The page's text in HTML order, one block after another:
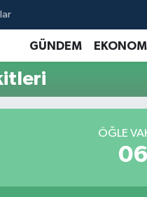
GÜNDEM EKONOMİ
ÖĞLE